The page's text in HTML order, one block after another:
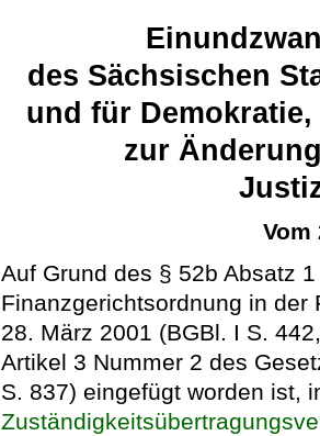
des Sächsischen
und für
zur
Vom
Auf Grund des § 52b Absatz
Finanzgerichtsordnung in
28. März 2001 (BGBl. I S.
Artikel 3 Nummer 2 des
S. 837) eingefügt worden ist,